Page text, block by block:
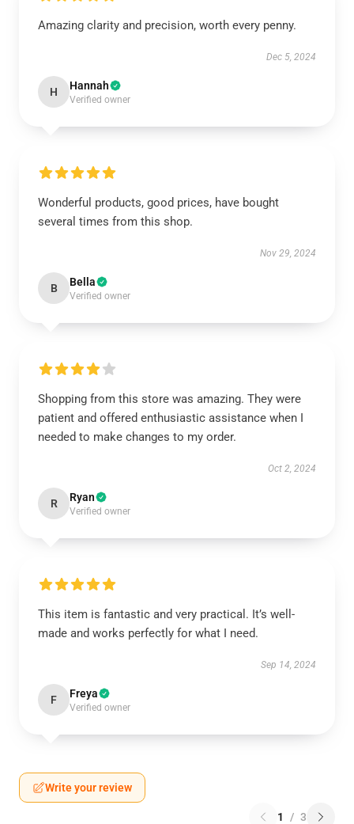
Amazing clarity and precision, worth every penny.
Dec 5, 2024
H Hannah
Verified owner
Wonderful products, good prices, have bought
several times from this shop.
Nov 29, 2024
B Bella
Verified owner
Shopping from this store was amazing. They were
patient and offered enthusiastic assistance when I
needed to make changes to my order.
Oct 2, 2024
R Ryan
Verified owner
This item is fantastic and very practical. It’s well-
made and works perfectly for what I need.
Sep 14, 2024
F Freya
Verified owner
Write your review
1 / 3